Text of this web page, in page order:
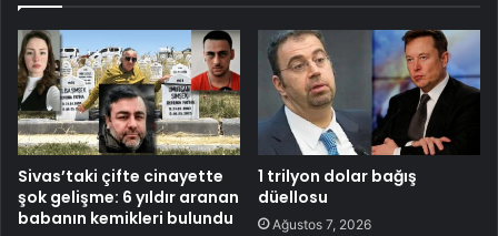
Sivas’taki çifte cinayette
şok gelişme: 6 yıldır aranan
babanın kemikleri bulundu
1 trilyon dolar bağış
düellosu
Ağustos 7, 2026